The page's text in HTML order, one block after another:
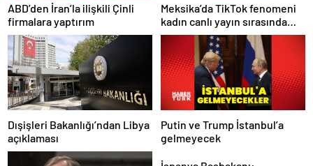
ABD’den İran’la ilişkili Çinli
firmalara yaptırım
Meksika’da TikTok fenomeni
kadın canlı yayın sırasında
öldürüldü
Dışişleri Bakanlığı’ndan Libya
açıklaması
Putin ve Trump İstanbul’a
gelmeyecek